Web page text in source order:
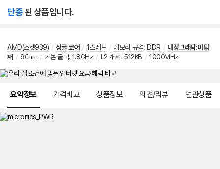
단종된 상품입니다.
AMD(소켓939) / 싱글 코어 / 1스레드 / 메모리 규격: DDR / 내장그래픽:미탑
재 / 90nm / 기본 클럭: 1.8GHz / L2 캐시: 512KB / 1000MHz
요약정보 가격비교 상품정보 의견/리뷰 연관상품